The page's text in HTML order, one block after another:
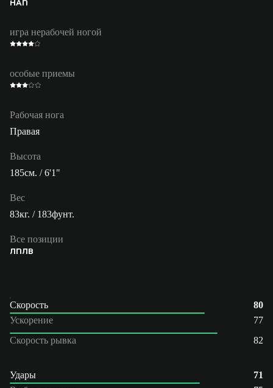
НАП
игра нерабочей ногой
особые приемы
Рабочая нога
Правая
Высота
185см. / 6'1"
Вес
83кг. / 183фунт.
Все позиции
ЛПЛВ
Скорость
80
Ускорение
77
Скорость рывка
82
Удары
71